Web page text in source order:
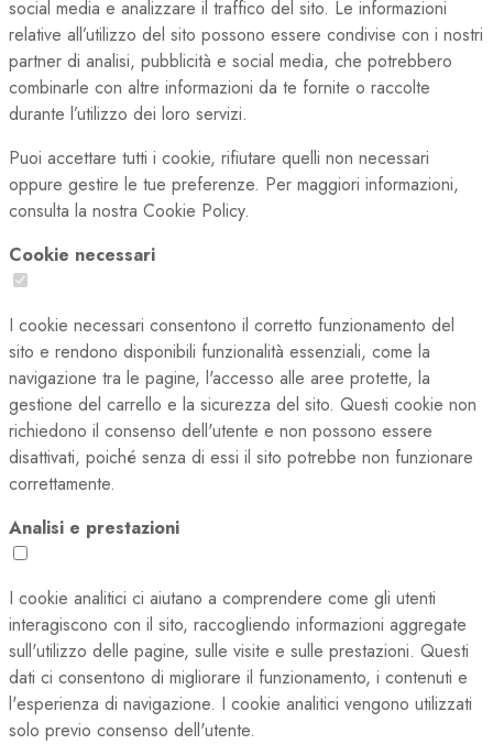
social media e analizzare il traffico del sito. Le informazioni
relative all’utilizzo del sito possono essere condivise con i nostri
partner di analisi, pubblicità e social media, che potrebbero
combinarle con altre informazioni da te fornite o raccolte
durante l’utilizzo dei loro servizi.
Puoi accettare tutti i cookie, rifiutare quelli non necessari
oppure gestire le tue preferenze. Per maggiori informazioni,
consulta la nostra Cookie Policy.
Cookie necessari
I cookie necessari consentono il corretto funzionamento del
sito e rendono disponibili funzionalità essenziali, come la
navigazione tra le pagine, l'accesso alle aree protette, la
gestione del carrello e la sicurezza del sito. Questi cookie non
richiedono il consenso dell'utente e non possono essere
disattivati, poiché senza di essi il sito potrebbe non funzionare
correttamente.
Analisi e prestazioni
I cookie analitici ci aiutano a comprendere come gli utenti
interagiscono con il sito, raccogliendo informazioni aggregate
sull'utilizzo delle pagine, sulle visite e sulle prestazioni. Questi
dati ci consentono di migliorare il funzionamento, i contenuti e
l'esperienza di navigazione. I cookie analitici vengono utilizzati
solo previo consenso dell'utente.